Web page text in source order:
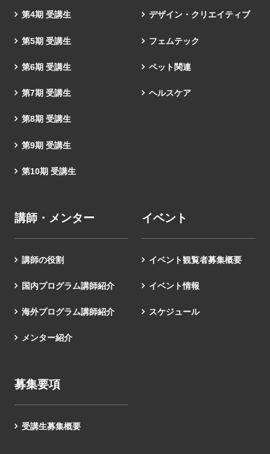
第4期 受講生
第5期 受講生
第6期 受講生
第7期 受講生
第8期 受講生
第9期 受講生
第10期 受講生
デザイン・クリエイティブ
フェムテック
ペット関連
ヘルスケア
講師・メンター
講師の役割
国内プログラム講師紹介
海外プログラム講師紹介
メンター紹介
イベント
イベント観覧者募集概要
イベント情報
スケジュール
募集要項
受講生募集概要